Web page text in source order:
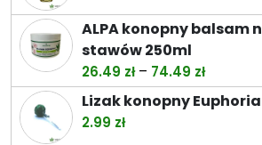
ALPA konopny balsam
stawów 250ml
26.49 zł – 74.49 złZakres
cen:
od
Lizak konopny
2.99 zł